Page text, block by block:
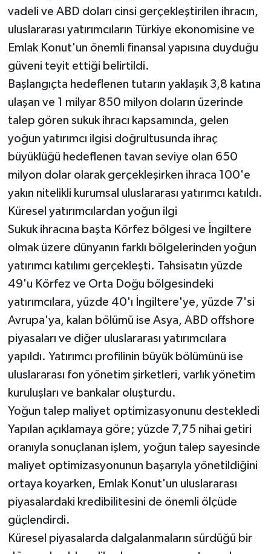
vadeli ve ABD doları cinsi gerçekleştirilen ihracın,
uluslararası yatırımcıların Türkiye ekonomisine ve
Emlak Konut'un önemli finansal yapısına duyduğu
güveni teyit ettiği belirtildi.
Başlangıçta hedeflenen tutarın yaklaşık 3,8 katına
ulaşan ve 1 milyar 850 milyon doların üzerinde
talep gören sukuk ihracı kapsamında, gelen
yoğun yatırımcı ilgisi doğrultusunda ihraç
büyüklüğü hedeflenen tavan seviye olan 650
milyon dolar olarak gerçekleşirken ihraca 100'e
yakın nitelikli kurumsal uluslararası yatırımcı katıldı.
Küresel yatırımcılardan yoğun ilgi
Sukuk ihracına başta Körfez bölgesi ve İngiltere
olmak üzere dünyanın farklı bölgelerinden yoğun
yatırımcı katılımı gerçekleşti. Tahsisatın yüzde
49'u Körfez ve Orta Doğu bölgesindeki
yatırımcılara, yüzde 40'ı İngiltere'ye, yüzde 7'si
Avrupa'ya, kalan bölümü ise Asya, ABD offshore
piyasaları ve diğer uluslararası yatırımcılara
yapıldı. Yatırımcı profilinin büyük bölümünü ise
uluslararası fon yönetim şirketleri, varlık yönetim
kuruluşları ve bankalar oluşturdu.
Yoğun talep maliyet optimizasyonunu destekledi
Yapılan açıklamaya göre; yüzde 7,75 nihai getiri
oranıyla sonuçlanan işlem, yoğun talep sayesinde
maliyet optimizasyonunun başarıyla yönetildiğini
ortaya koyarken, Emlak Konut'un uluslararası
piyasalardaki kredibilitesini de önemli ölçüde
güçlendirdi.
Küresel piyasalarda dalgalanmaların sürdüğü bir